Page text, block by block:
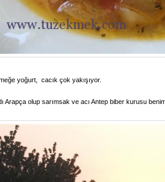
yoğurt, cacık çok yakışıyor.
Arapça olup sarımsak ve acı Antep biber kurusu